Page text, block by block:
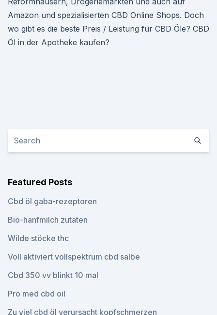
Amazon und spezialisierten CBD Online Shops. Doch
wo gibt es die beste Preis / Leistung für CBD Öle? CBD
Öl in der Apotheke kaufen?
Featured Posts
Cbd öl gaba-rezeptoren
Bio-hanfmilch zutaten
Wilde stöcke thc
Voll aktiviert vollspektrum cbd salbe
Cbd 350 vv blinkt 10 mal
Pro med cbd oil
Zu viel cbd öl verursacht kopfschmerzen